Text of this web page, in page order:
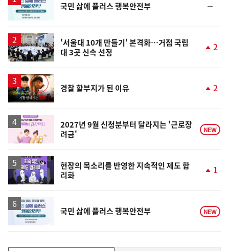
국민 삶에 플러스 행복안전부
일
'서울대 10개 만들기' 본격화…거점 국립
대 3곳 신속 선정
2
영
상
경찰 할부지가 된 이유
승
2
2027년 9월 신청분부터 달라지는 '근로장
려금'
NEW
현장의 목소리를 반영한 지속적인 제도 합
리화
승
1
국민 삶에 플러스 행복안전부 NEW